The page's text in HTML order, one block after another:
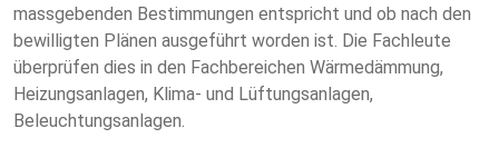
massgebenden Bestimmungen entspricht und ob nach den
bewilligten Plänen ausgeführt worden ist. Die Fachleute
überprüfen dies in den Fachbereichen Wärmedämmung,
Heizungsanlagen, Klima- und Lüftungsanlagen,
Beleuchtungsanlagen.